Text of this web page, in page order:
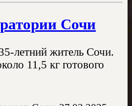
Сочи
летний житель Сочи.
11,5 кг готового